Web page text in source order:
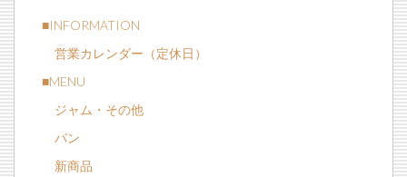
■INFORMATION
営業カレンダー（定休日）
■MENU
ジャム・その他
パン
新商品